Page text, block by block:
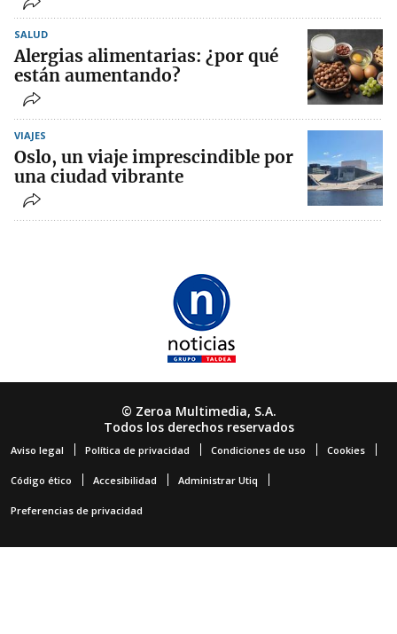
SALUD
Alergias alimentarias: ¿por qué
están aumentando?
VIAJES
Oslo, un viaje imprescindible por
una ciudad vibrante
© Zeroa Multimedia, S.A.
Todos los derechos reservados
Aviso legal Política de privacidad Condiciones de uso Cookies
Código ético Accesibilidad Administrar Utiq
Preferencias de privacidad